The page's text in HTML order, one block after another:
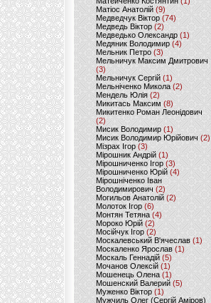
Матіос Анатолій (9)
Медведчук Віктор(74)
Медведь Віктор (2)
Медведько Олександр (1)
Медяник Володимир(4)
Мельник Петро (3)
Мельничук Максим Дмитрович
(3)
Мельничук Сергій (1)
Мельніченко Микола (2)
Мендель Юлія (2)
Микитась Максим (8)
Микитенко Роман Леонідович
(2)
Мисик Володимир (1)
Мисик Володимир Юрійович(2)
Мізрах Ігор(3)
Мірошник Андрій(1)
Мірошниченко Ігор (3)
Мірошниченко Юрій(4)
Мірошніченко Іван
Володимирович (2)
Могильов Анатолій (2)
Молоток Ігор (6)
Монтян Тетяна (4)
Мороко Юрій(2)
Мосійчук Ігор (2)
Москалевський В'ячеслав (1)
Москаленко Ярослав (1)
Москаль Геннадій (5)
Мочанов Олексій(1)
Мошенець Олена(1)
Мошенский Валерий (5)
Муженко Віктор (1)
Мужчиль Олег (Сергій Аміров)